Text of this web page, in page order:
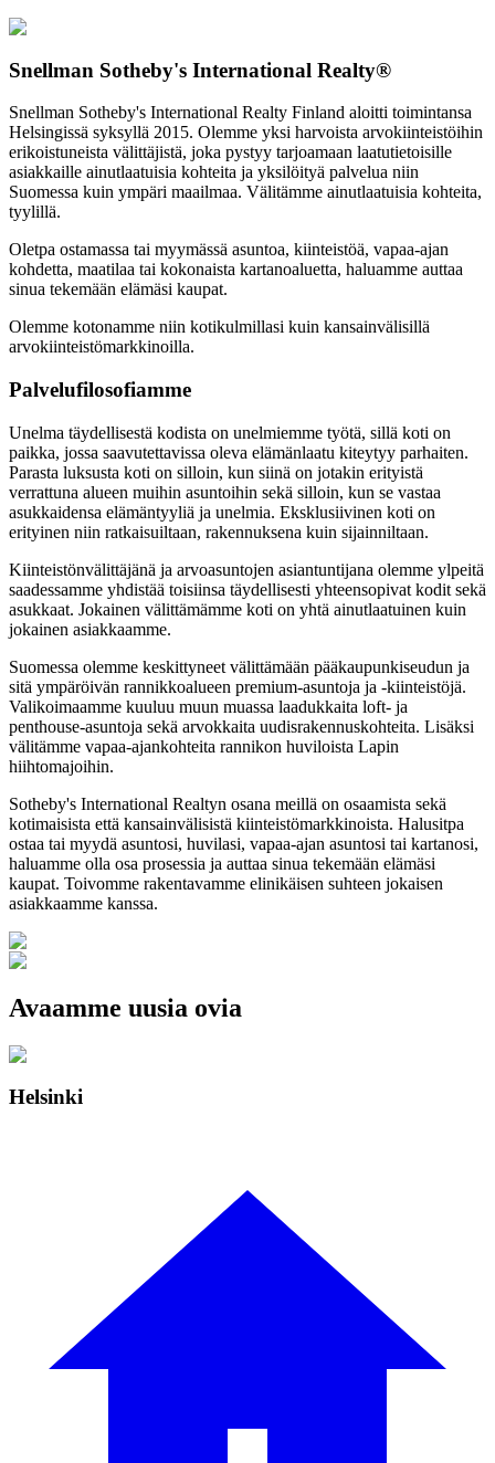
Snellman Sotheby's International Realty®
Snellman Sotheby's International Realty Finland aloitti toimintansa
Helsingissä syksyllä 2015. Olemme yksi harvoista arvokiinteistöihin
erikoistuneista välittäjistä, joka pystyy tarjoamaan laatutietoisille
asiakkaille ainutlaatuisia kohteita ja yksilöityä palvelua niin
Suomessa kuin ympäri maailmaa. Välitämme ainutlaatuisia kohteita,
tyylillä.
Oletpa ostamassa tai myymässä asuntoa, kiinteistöä, vapaa-ajan
kohdetta, maatilaa tai kokonaista kartanoaluetta, haluamme auttaa
sinua tekemään elämäsi kaupat.
Olemme kotonamme niin kotikulmillasi kuin kansainvälisillä
arvokiinteistömarkkinoilla.
Palvelufilosofiamme
Unelma täydellisestä kodista on unelmiemme työtä, sillä koti on
paikka, jossa saavutettavissa oleva elämänlaatu kiteytyy parhaiten.
Parasta luksusta koti on silloin, kun siinä on jotakin erityistä
verrattuna alueen muihin asuntoihin sekä silloin, kun se vastaa
asukkaidensa elämäntyyliä ja unelmia. Eksklusiivinen koti on
erityinen niin ratkaisuiltaan, rakennuksena kuin sijainniltaan.
Kiinteistönvälittäjänä ja arvoasuntojen asiantuntijana olemme ylpeitä
saadessamme yhdistää toisiinsa täydellisesti yhteensopivat kodit sekä
asukkaat. Jokainen välittämämme koti on yhtä ainutlaatuinen kuin
jokainen asiakkaamme.
Suomessa olemme keskittyneet välittämään pääkaupunkiseudun ja
sitä ympäröivän rannikkoalueen premium-asuntoja ja -kiinteistöjä.
Valikoimaamme kuuluu muun muassa laadukkaita loft- ja
penthouse-asuntoja sekä arvokkaita uudisrakennuskohteita. Lisäksi
välitämme vapaa-ajankohteita rannikon huviloista Lapin
hiihtomajoihin.
Sotheby's International Realtyn osana meillä on osaamista sekä
kotimaisista että kansainvälisistä kiinteistömarkkinoista. Halusitpa
ostaa tai myydä asuntosi, huvilasi, vapaa-ajan asuntosi tai kartanosi,
haluamme olla osa prosessia ja auttaa sinua tekemään elämäsi
kaupat. Toivomme rakentavamme elinikäisen suhteen jokaisen
asiakkaamme kanssa.
Avaamme uusia ovia
Helsinki